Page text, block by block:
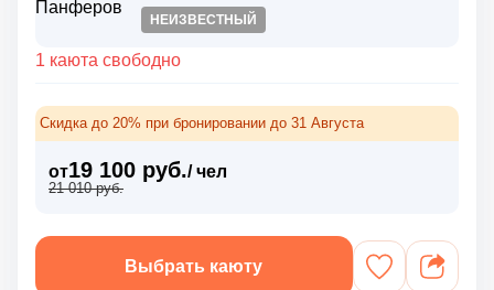
НЕИЗВЕСТНЫЙ
1 каюта свободно
Скидка до 20% при бронировании до 31 Августа
от19 100 руб./ чел
21 010 руб.
Выбрать каюту